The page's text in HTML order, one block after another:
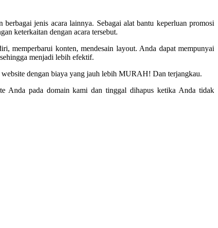
berbagai jenis acara lainnya. Sebagai alat bantu keperluan promosi
keterkaitan dengan acara tersebut.
memperbarui konten, mendesain layout. Anda dapat mempunyai
menjadi lebih efektif.
dengan biaya yang jauh lebih MURAH! Dan terjangkau.
Anda pada domain kami dan tinggal dihapus ketika Anda tidak